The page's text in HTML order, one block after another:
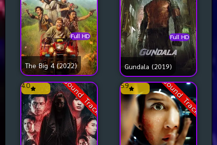
Full HD
The Big 4 (2022)
Full HD
Gundala (2019)
Sound Track
4.0 Sound Track
5.9